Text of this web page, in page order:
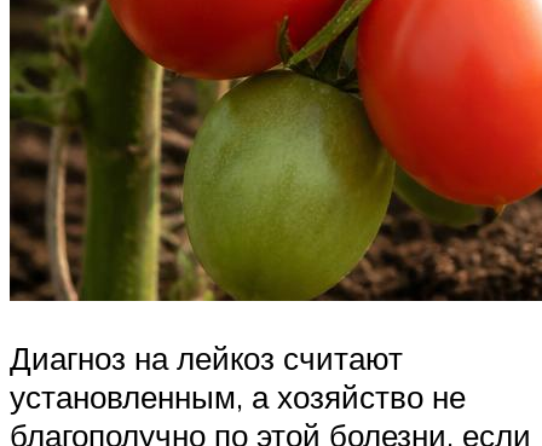
Диагноз на лейкоз считают
установленным, а хозяйство не
благополучно по этой болезни, если